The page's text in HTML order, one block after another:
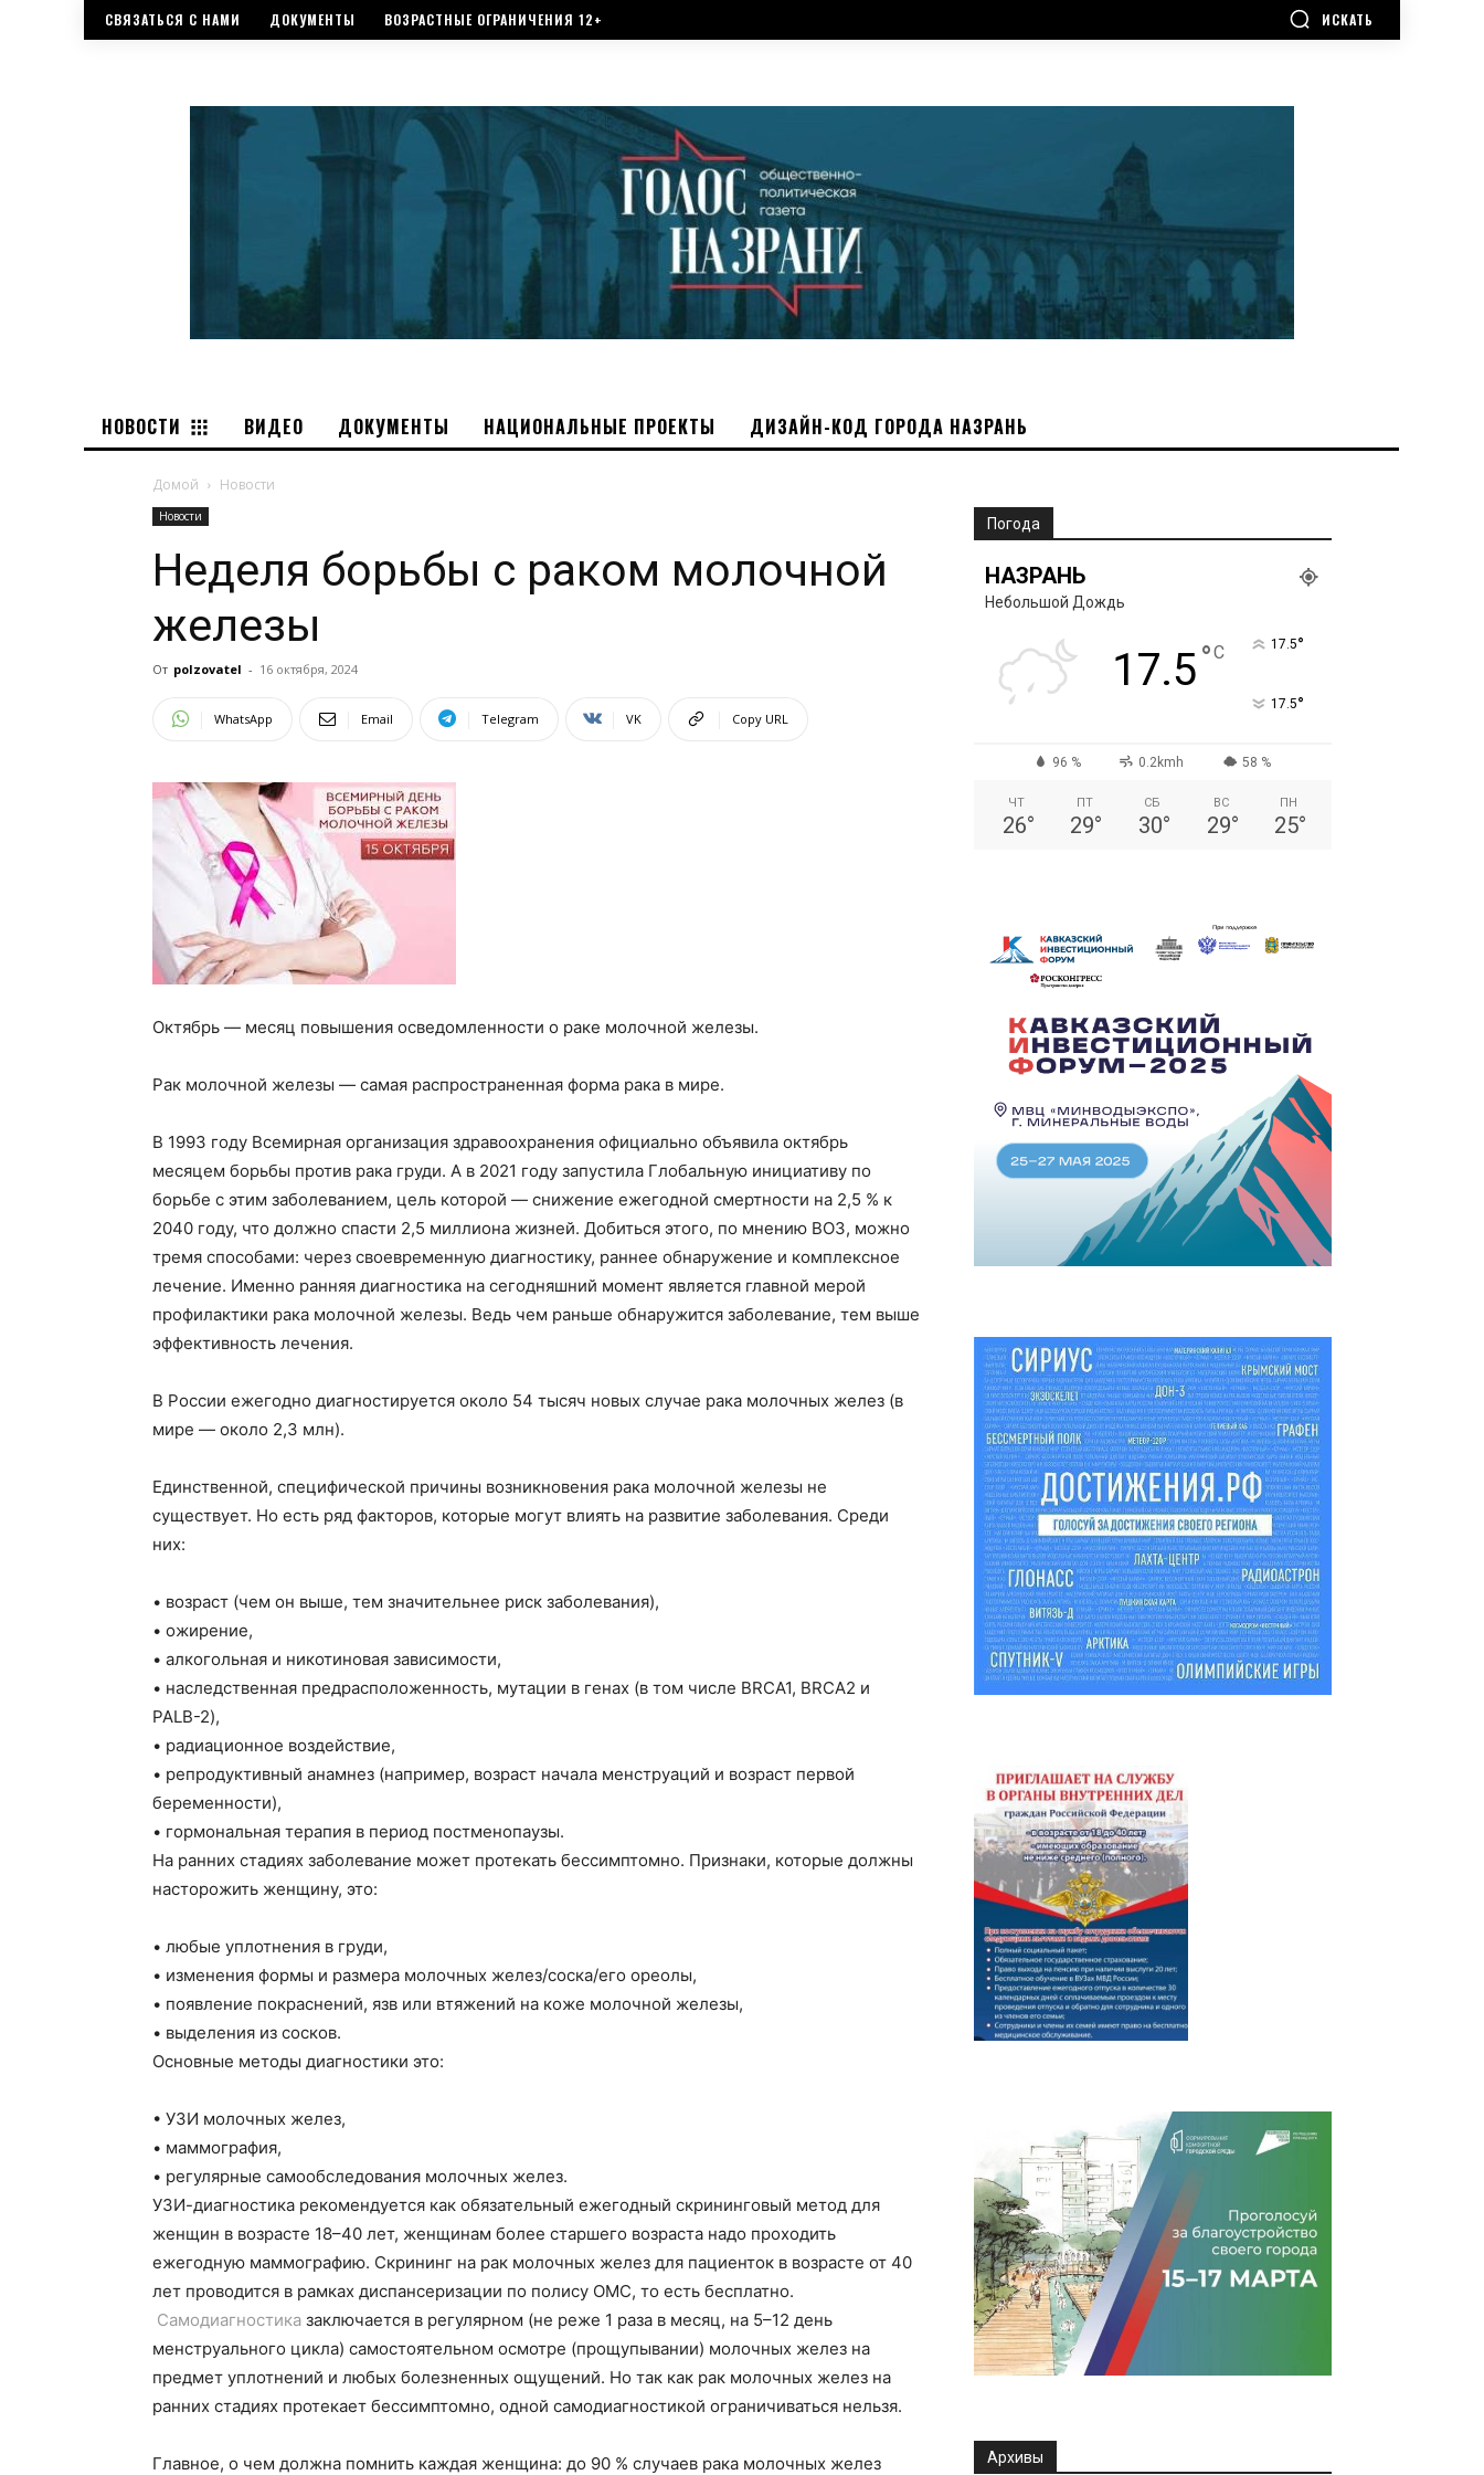
СВЯЗАТЬСЯ С НАМИ ДОКУМЕНТЫ ВОЗРАСТНЫЕ ОГРАНИЧЕНИЯ 12+ ИСКАТЬ
НОВОСТИ ВИДЕО ДОКУМЕНТЫ НАЦИОНАЛЬНЫЕ ПРОЕКТЫ ДИЗАЙН-КОД ГОРОДА НАЗРАНЬ
Домой Новости
Новости
Неделя борьбы с раком молочной
железы
От polzovatel - 16 октября, 2024
WhatsApp Email Telegram VK Copy URL
Октябрь — месяц повышения осведомленности о раке молочной железы.
Рак молочной железы — самая распространенная форма рака в мире.
В 1993 году Всемирная организация здравоохранения официально объявила октябрь
месяцем борьбы против рака груди. А в 2021 году запустила Глобальную инициативу по
борьбе с этим заболеванием, цель которой — снижение ежегодной смертности на 2,5 % к
2040 году, что должно спасти 2,5 миллиона жизней. Добиться этого, по мнению ВОЗ, можно
тремя способами: через своевременную диагностику, раннее обнаружение и комплексное
лечение. Именно ранняя диагностика на сегодняшний момент является главной мерой
профилактики рака молочной железы. Ведь чем раньше обнаружится заболевание, тем выше
эффективность лечения.
В России ежегодно диагностируется около 54 тысяч новых случае рака молочных желез (в
мире — около 2,3 млн).
Единственной, специфической причины возникновения рака молочной железы не
существует. Но есть ряд факторов, которые могут влиять на развитие заболевания. Среди
них:
• возраст (чем он выше, тем значительнее риск заболевания),
• ожирение,
• алкогольная и никотиновая зависимости,
• наследственная предрасположенность, мутации в генах (в том числе BRCA1, BRCA2 и
PALB-2),
• радиационное воздействие,
• репродуктивный анамнез (например, возраст начала менструаций и возраст первой
беременности),
• гормональная терапия в период постменопаузы.
На ранних стадиях заболевание может протекать бессимптомно. Признаки, которые должны
насторожить женщину, это:
• любые уплотнения в груди,
• изменения формы и размера молочных желез/соска/его ореолы,
• появление покраснений, язв или втяжений на коже молочной железы,
• выделения из сосков.
Основные методы диагностики это:
• УЗИ молочных желез,
• маммография,
• регулярные самообследования молочных желез.
УЗИ-диагностика рекомендуется как обязательный ежегодный скрининговый метод для
женщин в возрасте 18–40 лет, женщинам более старшего возраста надо проходить
ежегодную маммографию. Скрининг на рак молочных желез для пациенток в возрасте от 40
лет проводится в рамках диспансеризации по полису ОМС, то есть бесплатно.
Самодиагностика заключается в регулярном (не реже 1 раза в месяц, на 5–12 день
менструального цикла) самостоятельном осмотре (прощупывании) молочных желез на
предмет уплотнений и любых болезненных ощущений. Но так как рак молочных желез на
ранних стадиях протекает бессимптомно, одной самодиагностикой ограничиваться нельзя.
Главное, о чем должна помнить каждая женщина: до 90 % случаев рака молочных желез
Погода
НАЗРАНЬ
Небольшой Дождь
17.5°C 17.5°
17.5°
96 % 0.2kmh 58 %
ЧТ
26°
ПТ
29°
СБ
30°
ВС
29°
ПН
25°
Архивы